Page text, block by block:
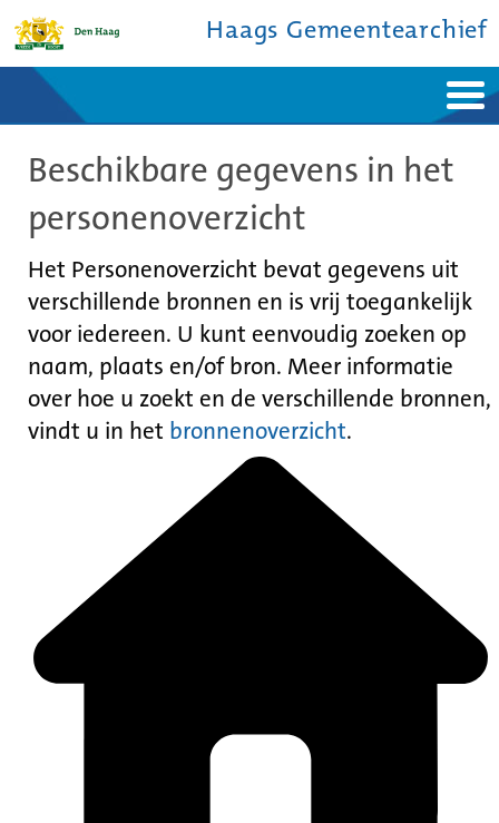
Haags Gemeentearchief
Ontdek de stad
De studiezaal
Bronnen en collecties
Contact
Beschikbare gegevens in het
personenoverzicht
Het Personenoverzicht bevat gegevens uit
verschillende bronnen en is vrij toegankelijk
voor iedereen. U kunt eenvoudig zoeken op
naam, plaats en/of bron. Meer informatie
over hoe u zoekt en de verschillende bronnen,
vindt u in het bronnenoverzicht.